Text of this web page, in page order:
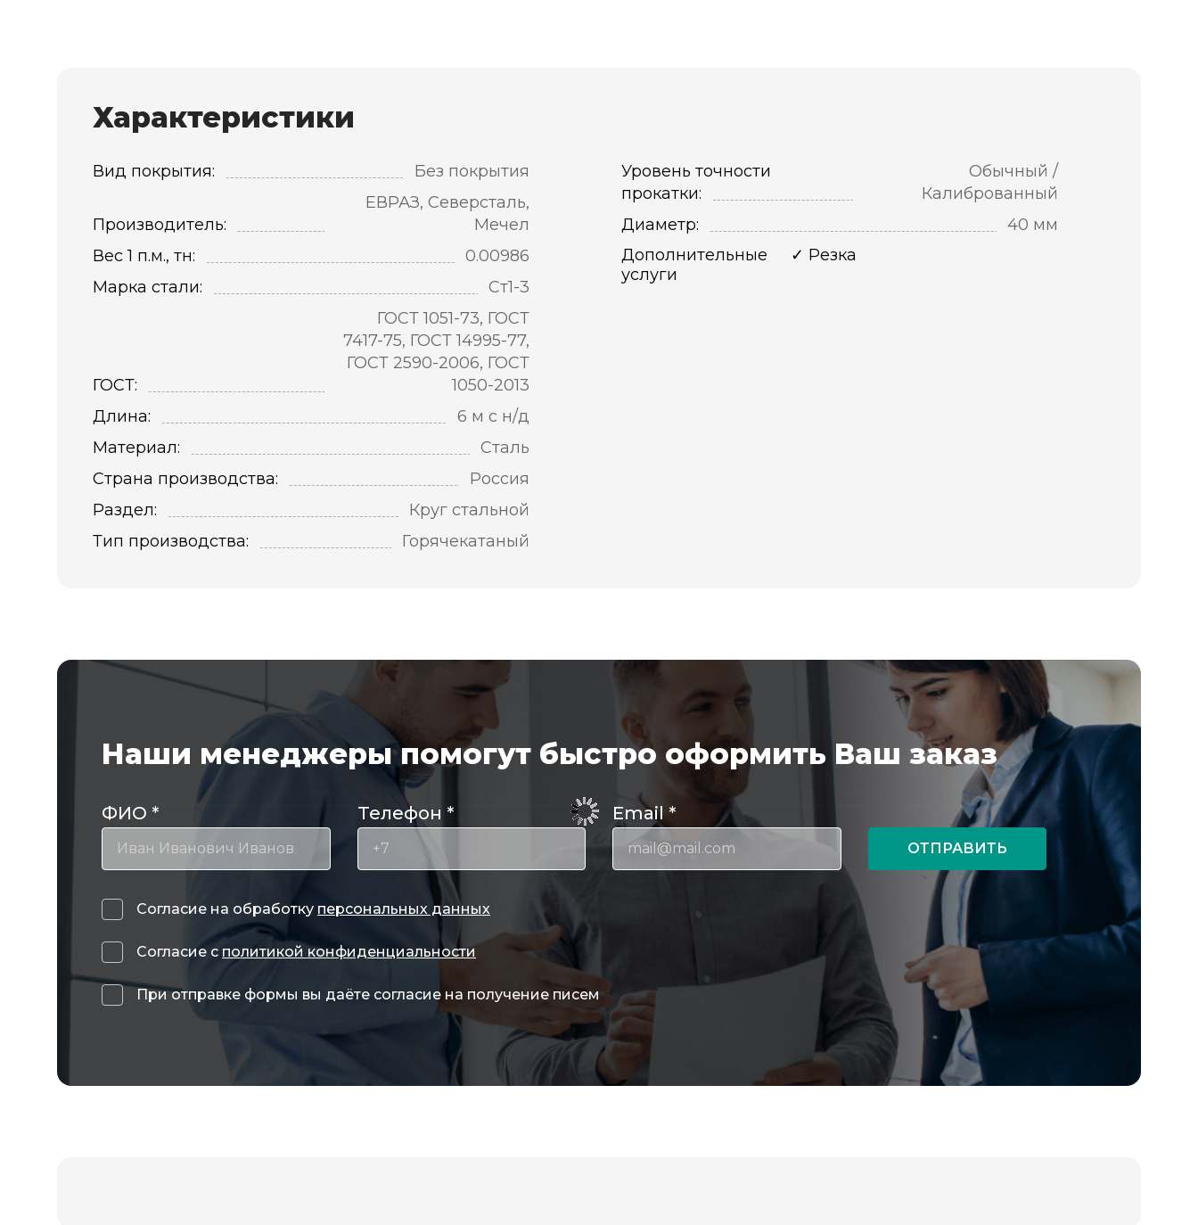
Характеристики
Вид покрытия: Без покрытия
Производитель:
ЕВРАЗ, Северсталь,
Мечел
Вес 1 п.м., тн:
0.00986
Марка стали:
Ст1-3
ГОСТ:
ГОСТ 1051-73, ГОСТ
7417-75, ГОСТ 14995-77,
ГОСТ 2590-2006, ГОСТ
1050-2013
Длина:
6 м с н/д
Материал:
Сталь
Страна производства:
Россия
Раздел:
Круг стальной
Тип производства:
Горячекатаный
Уровень точности
прокатки:
Обычный /
Калиброванный
Диаметр:
40 мм
Дополнительные
услуги
Резка
Наши менеджеры помогут быстро оформить Ваш заказ
ФИО * Телефон * Email *
ОТПРАВИТЬ
Согласие на обработку персональных данных
Согласие с политикой конфиденциальности
При отправке формы вы даёте согласие на получение писем